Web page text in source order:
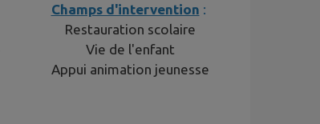
Champs d'intervention :
Restauration scolaire
Vie de l'enfant
Appui animation jeunesse